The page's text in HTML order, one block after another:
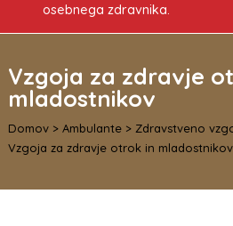
osebnega zdravnika.
Vzgoja za zdravje
mladostnikov
Domov> Ambulante> Zdravstveno
Vzgoja za zdravje otrok in mladostnikov